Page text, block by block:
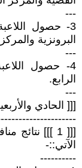
---
3- حصول
البرونزية
---
4- حصول
الرابع.
---
[[[ الحادي
[[[ 1 ]]]
الآتي::-
----------